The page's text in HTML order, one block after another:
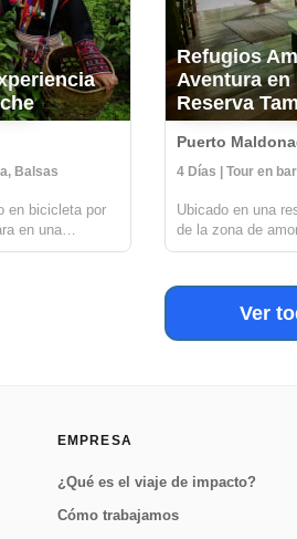
Balsas
en bicicleta por
en una
cómo se cultiva,
Refugios
Aventura en
Reserva
Puerto
4 Días | Tour en
Ubicado en una
de la zona de
Tambopata,
en la selva. Es
Ver
EMPRESA
¿Qué es el viaje de impacto?
Cómo trabajamos